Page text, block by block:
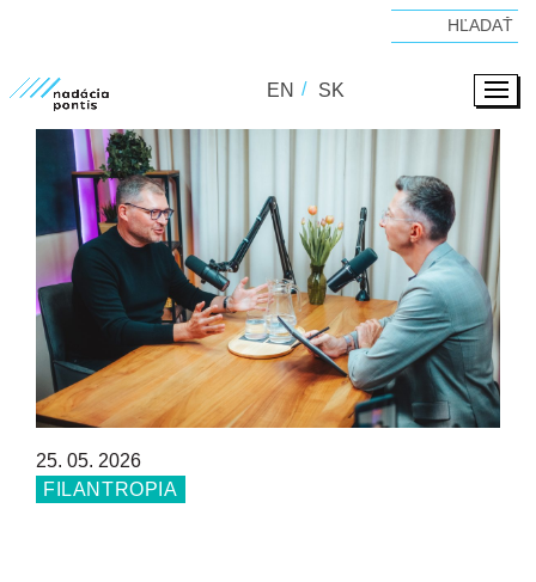
EN SK
25. 05. 2026
FILANTROPIA